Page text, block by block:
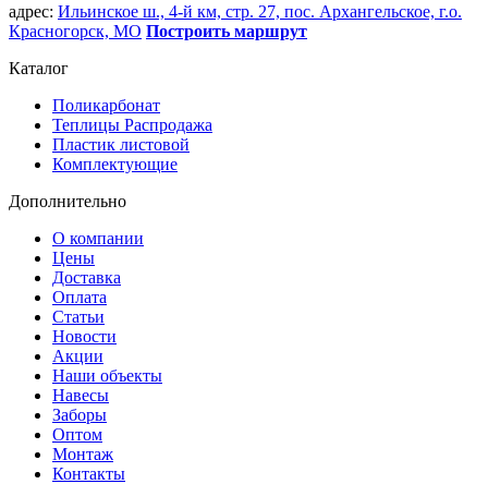
адрес: Ильинское ш., 4-й км, стр. 27, пос. Архангельское, г.о.
Красногорск, МО Построить маршрут
Каталог
Поликарбонат
Теплицы Распродажа
Пластик листовой
Комплектующие
Дополнительно
О компании
Цены
Доставка
Оплата
Статьи
Новости
Акции
Наши объекты
Навесы
Заборы
Оптом
Монтаж
Контакты